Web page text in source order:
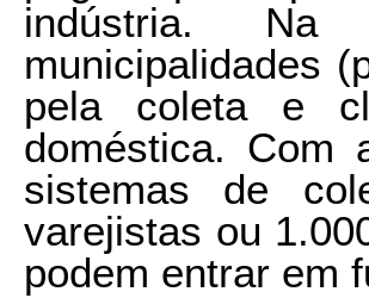
indústria.
municipalidades
pela coleta e
doméstica. Com
sistemas de
varejistas ou
podem entrar em